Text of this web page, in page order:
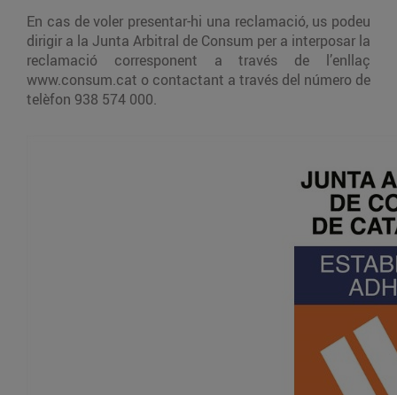
En cas de voler presentar-hi una reclamació, us podeu
dirigir a la Junta Arbitral de Consum per a interposar la
reclamació corresponent a través de l’enllaç
www.consum.cat o contactant a través del número de
telèfon 938 574 000.